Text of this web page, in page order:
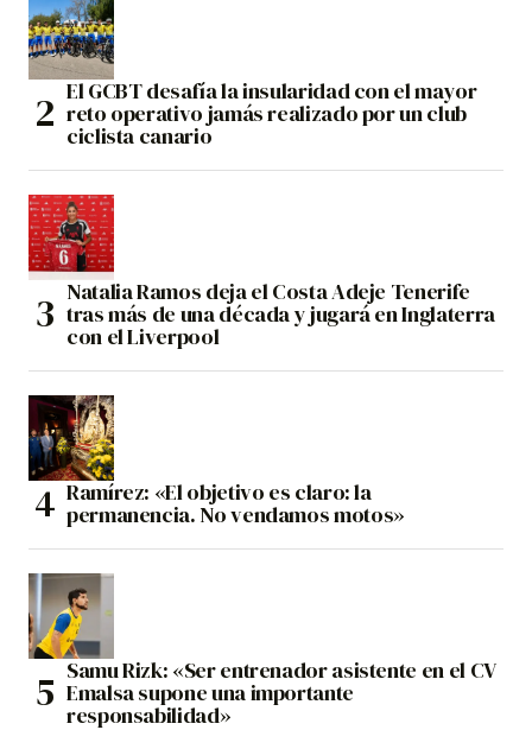
El GCBT desafía la insularidad con el mayor
reto operativo jamás realizado por un club
ciclista canario
Natalia Ramos deja el Costa Adeje Tenerife
tras más de una década y jugará en Inglaterra
con el Liverpool
Ramírez: «El objetivo es claro: la
permanencia. No vendamos motos»
Samu Rizk: «Ser entrenador asistente en el CV
Emalsa supone una importante
responsabilidad»